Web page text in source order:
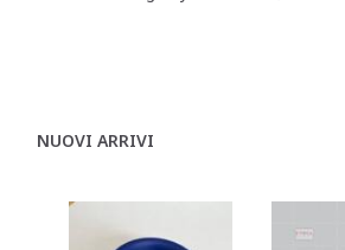
NUOVI ARRIVI